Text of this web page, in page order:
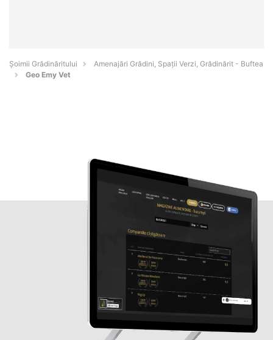
Șoimii Grădinăritului
Amenajări Grădini, Spații Verzi, Grădinărit - Buftea
Geo Emy Vet